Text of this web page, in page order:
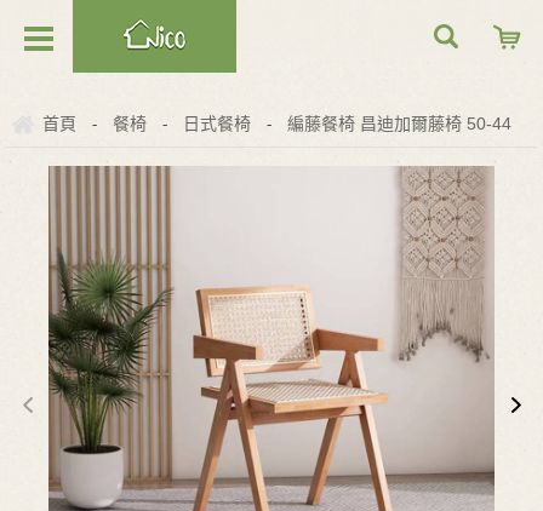
首頁 - 餐椅 - 日式餐椅 - 編藤餐椅 昌迪加爾藤椅 50-44